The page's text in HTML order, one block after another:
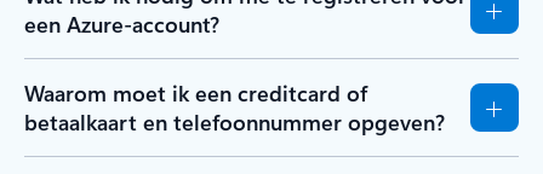
een Azure-account?
Waarom moet ik een creditcard of
betaalkaart en telefoonnummer opgeven?